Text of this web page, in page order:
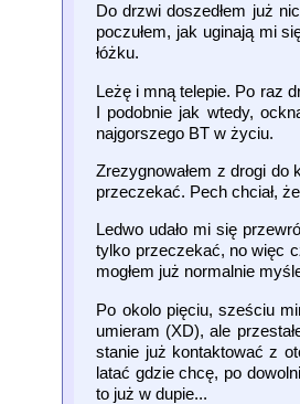
Do drzwi doszedłem już
poczułem, jak uginają mi
łóżku.
Leżę i mną telepie. Po raz
I podobnie jak wtedy,
najgorszego BT w życiu.
Zrezygnowałem z drogi do
przeczekać. Pech chciał,
Ledwo udało mi się
tylko przeczekać, no więc
mogłem już normalnie
Po okolo pięciu, sześciu
umieram (XD), ale
stanie już kontaktować z
latać gdzie chcę, po
to już w dupie...